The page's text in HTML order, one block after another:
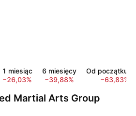
1 miesiąc
−26,03%
6 miesięcy
−39,88%
Od początku
−63,83%
Martial Arts Group